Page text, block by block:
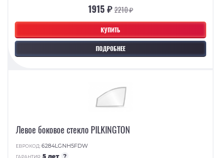
КУПИТЬ
ПОДРОБНЕЕ
1915 ₽2210 ₽
Левое боковое стекло PILKINGTON
ЕВРОКОД:6284LGNH5FDW
ГАРАНТИЯ:5 лет ?